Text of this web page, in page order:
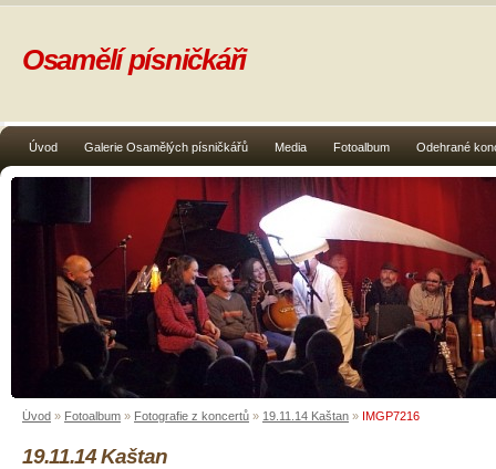
Úvod Galerie Osamělých písničkářů Media Fotoalbum Odehrané
Osamělí písničkáři
Úvod » Fotoalbum » Fotografie z koncertů » 19.11.14 Kaštan » IMGP7216
19.11.14 Kaštan